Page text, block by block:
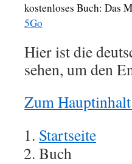
kostenloses Buch: Das
5Go
Hier ist die
sehen, um den
Zum
Startseite
Buch